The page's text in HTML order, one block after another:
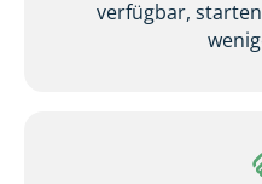
verfügbar,